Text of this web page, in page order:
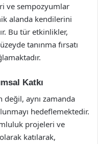
ve sempozyumlar
alanda kendilerini
Bu tür etkinlikler,
tanınma fırsatı
Katkı
aynı zamanda
hedeflemektedir.
projeleri ve
katılarak,